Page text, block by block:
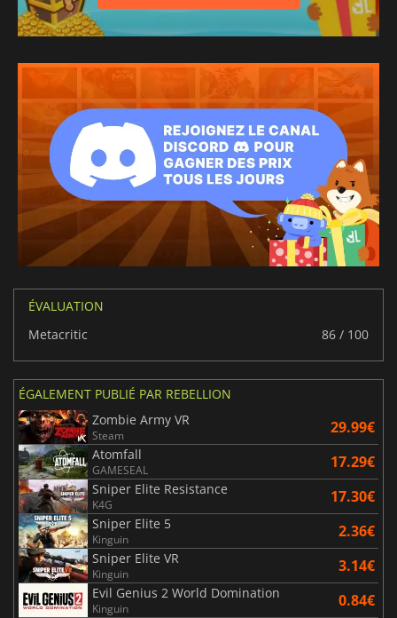
ÉVALUATION
Metacritic
86 / 100
ÉGALEMENT PUBLIÉ PAR REBELLION
Zombie Army VR
Steam 29.99€
Atomfall
GAMESEAL 17.29€
Sniper Elite Resistance
K4G 17.30€
Sniper Elite 5
Kinguin 2.36€
Sniper Elite VR
Kinguin 3.14€
Evil Genius 2 World Domination
Kinguin 0.84€